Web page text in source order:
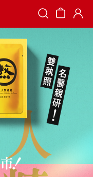
Search